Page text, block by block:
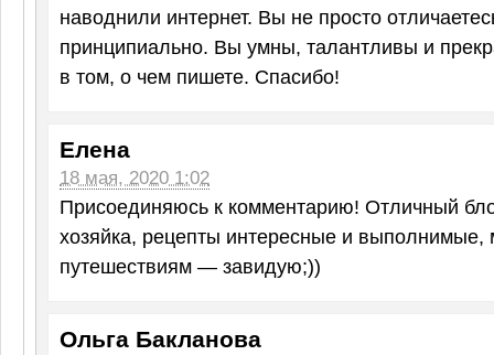
наводнили интернет. Вы не просто
принципиально. Вы умны, талантливы и
в том, о чем пишете. Спасибо!
Елена
18 мая, 2020 1:02
Присоединяюсь к комментарию! Отличный
хозяйка, рецепты интересные и выполнимые,
путешествиям — завидую;))
Ольга Бакланова